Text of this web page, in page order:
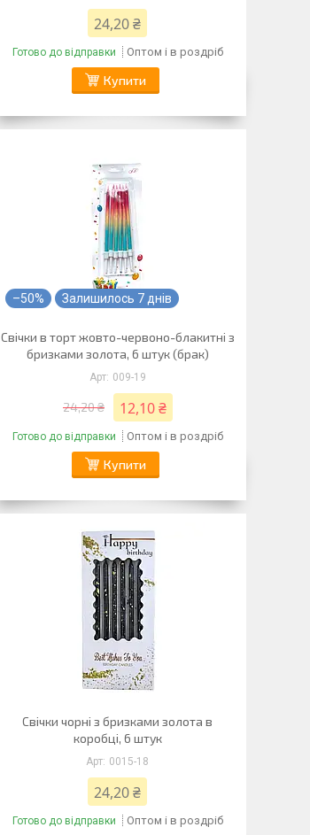
24,20 ₴
Готово до відправки Оптом і в роздріб
Купити
–50% Залишилось 7 днів
Свічки в торт жовто-червоно-блакитні з
бризками золота, 6 штук (брак)
009-19
24,20 ₴ 12,10 ₴
Готово до відправки Оптом і в роздріб
Купити
Свічки чорні з бризками золота в
коробці, 6 штук
0015-18
24,20 ₴
Готово до відправки Оптом і в роздріб